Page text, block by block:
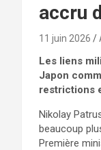
accru
11 juin 2026
Les liens
Japon
restrictions
Nikolay
beaucoup
Première